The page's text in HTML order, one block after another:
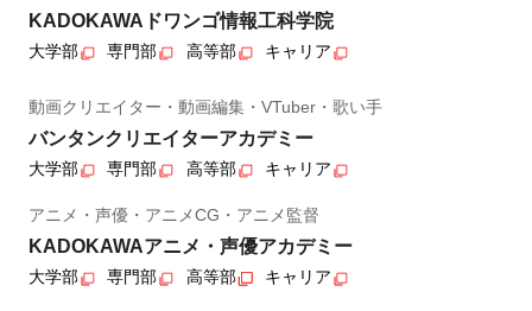
KADOKAWAドワンゴ情報工科学院
大学部 専門部 高等部 キャリア
動画クリエイター・動画編集・VTuber・歌い手
バンタンクリエイターアカデミー
大学部 専門部 高等部 キャリア
アニメ・声優・アニメCG・アニメ監督
KADOKAWAアニメ・声優アカデミー
大学部 専門部 高等部 キャリア